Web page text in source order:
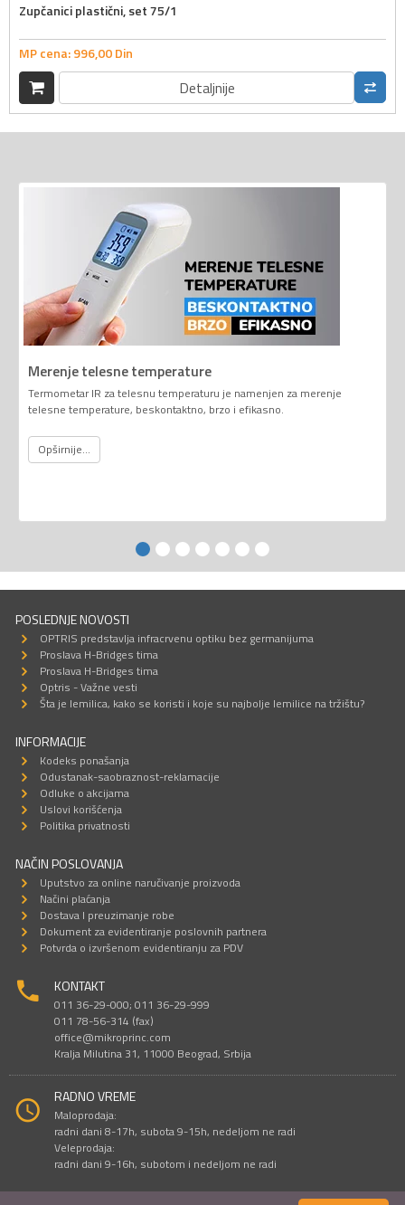
Zupčanici plastični, set 75/1
MP cena:996,00Din
Detaljnije
Merenje telesne temperature
Termometar IR za telesnu temperaturu je namenjen za merenje
telesne temperature, beskontaktno, brzo i efikasno.
Opširnije...
POSLEDNJE NOVOSTI
OPTRIS predstavlja infracrvenu optiku bez germanijuma
Proslava H-Bridges tima
Proslava H-Bridges tima
Optris - Važne vesti
Šta je lemilica, kako se koristi i koje su najbolje lemilice na tržištu?
INFORMACIJE
Kodeks ponašanja
Odustanak-saobraznost-reklamacije
Odluke o akcijama
Uslovi korišćenja
Politika privatnosti
NAČIN POSLOVANJA
Uputstvo za online naručivanje proizvoda
Načini plaćanja
Dostava I preuzimanje robe
Dokument za evidentiranje poslovnih partnera
Potvrda o izvršenom evidentiranju za PDV
KONTAKT
011 36-29-000; 011 36-29-999
011 78-56-314 (fax)
office@mikroprinc.com
Kralja Milutina 31, 11000 Beograd, Srbija
RADNO VREME
Maloprodaja:
radni dani 8-17h, subota 9-15h, nedeljom ne radi
Veleprodaja:
radni dani 9-16h, subotom i nedeljom ne radi